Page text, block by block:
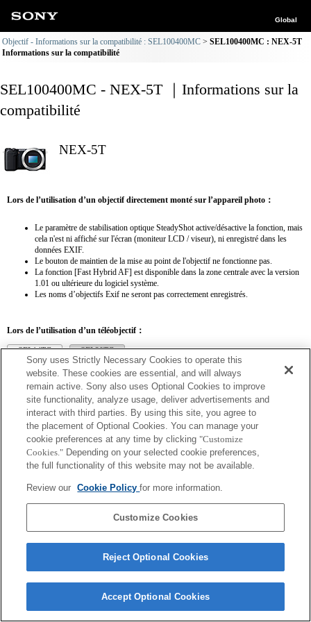
Global
Objectif - Informations sur la compatibilité : SEL100400MC
SEL100400MC : NEX-5T
Informations sur la compatibilité
SEL100400MC - NEX-5T ｜Informations sur la
compatibilité
NEX-5T
Lors de l’utilisation d’un objectif directement monté sur l’appareil photo：
Le paramètre de stabilisation optique SteadyShot active/désactive la fonction, mais
cela n'est ni affiché sur l'écran (moniteur LCD / viseur), ni enregistré dans les
données EXIF.
Le bouton de maintien de la mise au point de l'objectif ne fonctionne pas.
La fonction [Fast Hybrid AF] est disponible dans la zone centrale avec la version
1.01 ou ultérieure du logiciel système.
Les noms d’objectifs Exif ne seront pas correctement enregistrés.
Lors de l’utilisation d’un téléobjectif：
SEL14TC SEL20TC
SEL14TC
L'image obtenue peut être floue si l'appareil photo est réglé sur AF continu.
La distance focale et l'ouverture maximale pour le nom de l'objectif Exif seront
répertoriées à l'aide de valeurs d'agrandissement. Toutefois, lorsque les valeurs
s'affichent pas correctement.
Terms of Use Contact Us
Sony uses Strictly Necessary Cookies to operate this
website. These cookies are essential, and will always
remain active. Sony also uses Optional Cookies to improve
site functionality, analyze usage, deliver advertisements and
interact with third parties. By using this site, you agree to
the placement of Optional Cookies. You can manage your
cookie preferences at any time by clicking "Customize
Cookies." Depending on your selected cookie preferences,
the full functionality of this website may not be available.
Review our Cookie Policyfor more information.
Customize Cookies
Reject Optional Cookies
Accept Optional Cookies